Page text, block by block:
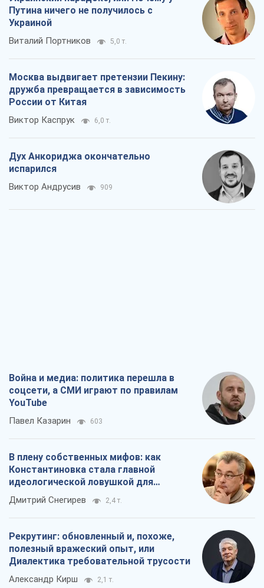
Путина ничего не получилось с
Украиной
Виталий Портников 5,0 т.
Москва выдвигает претензии Пекину:
дружба превращается в зависимость
России от Китая
Виктор Каспрук 6,0 т.
Дух Анкориджа окончательно
испарился
Виктор Андрусив 909
Война и медиа: политика перешла в
соцсети, а СМИ играют по правилам
YouTube
Павел Казарин 603
В плену собственных мифов: как
Константиновка стала главной
идеологической ловушкой для
российских оккупантов
Дмитрий Снегирев 2,4 т.
Рекрутинг: обновленный и, похоже,
полезный вражеский опыт, или
Диалектика требовательной трусости
Александр Кирш 2,1 т.